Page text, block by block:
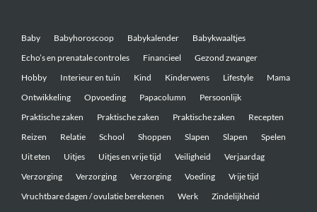
Baby Babyhoroscoop Babykalender
Babykwaaltjes
Echo’s en prenatale controles
Financieel
Gezond zwanger
Hobby
Interieur en tuin Kind Kinderwens Lifestyle
Mama
Ontwikkeling
Opvoeding Papacolumn
Persoonlijk
Praktische zaken
Praktische zaken Praktische zaken
Recepten
Reizen
Relatie School Shoppen Slapen Slapen
Spelen
Uit eten
Uitjes Uitjes en vrije tijd Veiligheid
Verjaardag
Verzorging
Verzorging Verzorging Voeding
Vrije tijd
Vruchtbare dagen / ovulatie berekenen
Werk
Zindelijkheid